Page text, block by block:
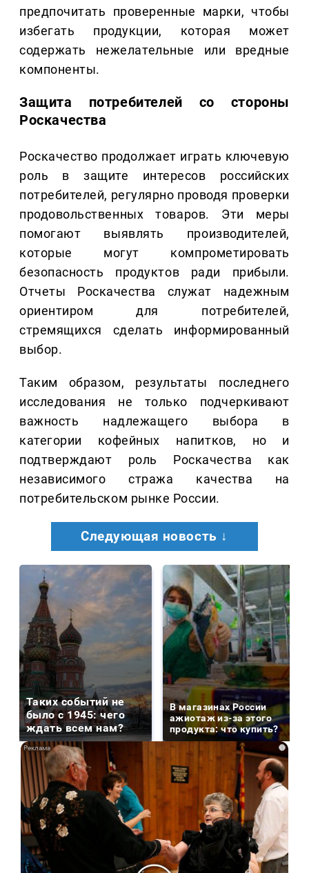
предпочитать проверенные марки, чтобы
избегать продукции, которая может
содержать нежелательные или вредные
компоненты.
Защита потребителей со стороны
Роскачества
Роскачество продолжает играть ключевую
роль в защите интересов российских
потребителей, регулярно проводя проверки
продовольственных товаров. Эти меры
помогают выявлять производителей,
которые могут компрометировать
безопасность продуктов ради прибыли.
Отчеты Роскачества служат надежным
ориентиром для потребителей,
стремящихся сделать информированный
выбор.
Таким образом, результаты последнего
исследования не только подчеркивают
важность надлежащего выбора в
категории кофейных напитков, но и
подтверждают роль Роскачества как
независимого стража качества на
потребительском рынке России.
Следующая новость ↓
Таких событий не
было с 1945: чего
ждать всем нам?
В магазинах России
ажиотаж из-за этого
продукта: что купить?
i